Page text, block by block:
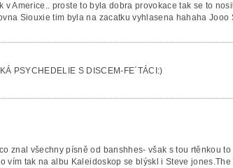
Americe.. proste to byla dobra provokace tak se to
Siouxie tim byla na zacatku vyhlasena hahaha Jooo
PSYCHEDELIE S DISCEM-FE´TÁCI:)
znal všechny písně od banshhes- však s tou rtěnkou to
vím tak na albu Kaleidoskop se blýskl i Steve